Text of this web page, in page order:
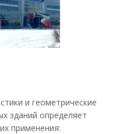
и геометрические
зданий определяет
применения: